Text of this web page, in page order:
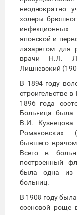
неоднократно
холеры
японской и
лазаретом для
врачи Н.Л.
Лишневский
В 1894 году
строительстве
1896 года
Больница была
В.И.
Романовских
бывшего врачом
Всего в
построенный
была одна из
больниц.
В 1908 году
сосновой роще